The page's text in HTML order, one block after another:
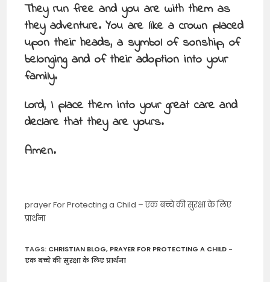
They run free and you are with them as
they adventure. You are like a crown placed
upon their heads, a symbol of sonship, of
belonging and of their adoption into your
family.
Lord, I place them into your great care and
declare that they are yours.
Amen.
prayer For Protecting a Child – एक बच्चे की सुरक्षा के लिए
प्रार्थना
TAGS: CHRISTIAN BLOG, PRAYER FOR PROTECTING A CHILD -
एक बच्चे की सुरक्षा के लिए प्रार्थना